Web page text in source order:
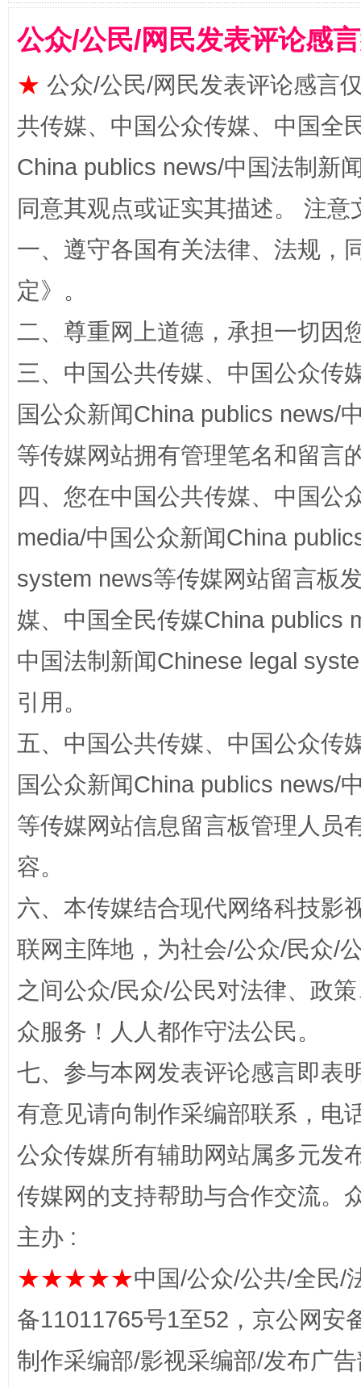
站台名比不上好声名
漫山遍野的桃花与雪山、麦地、白藏房
招工难、用工荒背后
网上购药对药下症？
公众/公民/网民发表评论感
★ 公众/公民/网民发表评论感言
共传媒、中国公众传媒、中国全
China publics news/中国法制新
同意其观点或证实其描述。 注
一、遵守各国有关法律、法规，
定》。
二、尊重网上道德，承担一切因
三、中国公共传媒、中国公众传
国公众新闻China publics news/
等传媒网站拥有管理笔名和留言
四、您在中国公共传媒、中国公
media/中国公众新闻China
system news等传媒网站留言板
媒、中国全民传媒China publics
中国法制新闻Chinese legal
引用。
五、中国公共传媒、中国公众传
国公众新闻China publics news/
等传媒网站信息留言板管理人员
容。
六、本传媒结合现代网络科技影
联网主阵地，为社会/公众/民众/
之间公众/民众/公民对法律、政
众服务！人人都作守法公民。
七、参与本网发表评论感言即表
有意见请向制作采编部联系，电
公众传媒所有辅助网站属多元发
传媒网的支持帮助与合作交流。
主办 :
★★★★★中国/公众/公共/全民/
备11011765号1至52，京公网安
制作采编部/影视采编部/发布广